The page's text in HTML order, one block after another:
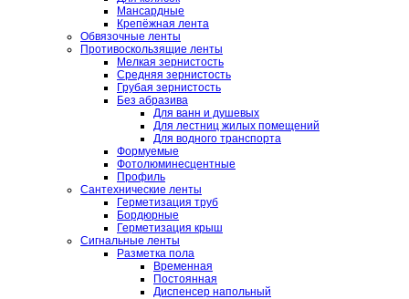
Мансардные
Крепёжная лента
Обвязочные ленты
Противоскользящие ленты
Мелкая зернистость
Средняя зернистость
Грубая зернистость
Без абразива
Для ванн и душевых
Для лестниц жилых помещений
Для водного транспорта
Формуемые
Фотолюминесцентные
Профиль
Сантехнические ленты
Герметизация труб
Бордюрные
Герметизация крыш
Сигнальные ленты
Разметка пола
Временная
Постоянная
Диспенсер напольный